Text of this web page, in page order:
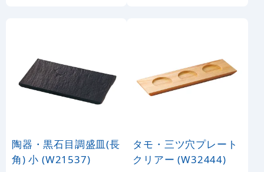
陶器・黒石目調盛皿(長
角) 小 (W21537)
タモ・三ツ穴プレート
クリアー (W32444)